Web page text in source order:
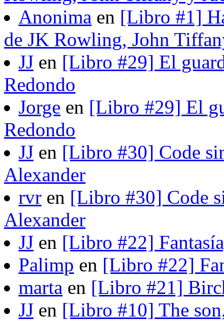
Anonima en [Libro #1]
de JK Rowling, John
JJ en [Libro #29] El
Redondo
Jorge en [Libro #29] El
Redondo
JJ en [Libro #30] Code
Alexander
rvr en [Libro #30] Code
Alexander
JJ en [Libro #22]
Palimp en [Libro #22]
marta en [Libro #21]
JJ en [Libro #10] The